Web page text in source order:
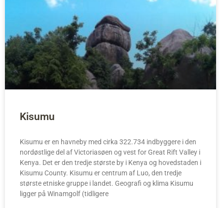
Kisumu
Kisumu er en havneby med cirka 322.734 indbyggere i den
nordøstlige del af Victoriasøen og vest for Great Rift Valley i
Kenya. Det er den tredje største by i Kenya og hovedstaden i
Kisumu County. Kisumu er centrum af Luo, den tredje
største etniske gruppe i landet. Geografi og klima Kisumu
ligger på Winamgolf (tidligere